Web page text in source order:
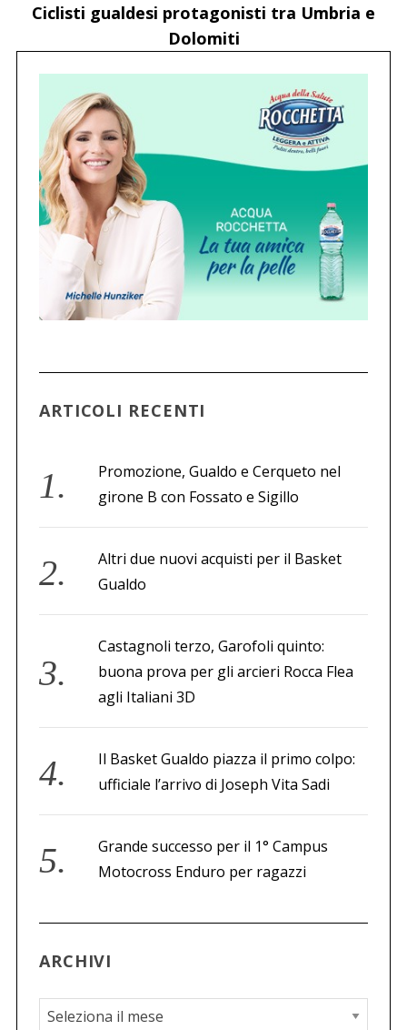
Ciclisti gualdesi protagonisti tra Umbria e
Dolomiti
ARTICOLI RECENTI
Promozione, Gualdo e Cerqueto nel
girone B con Fossato e Sigillo
Altri due nuovi acquisti per il Basket
Gualdo
Castagnoli terzo, Garofoli quinto:
buona prova per gli arcieri Rocca Flea
agli Italiani 3D
Il Basket Gualdo piazza il primo colpo:
ufficiale l’arrivo di Joseph Vita Sadi
Grande successo per il 1° Campus
Motocross Enduro per ragazzi
ARCHIVI
A